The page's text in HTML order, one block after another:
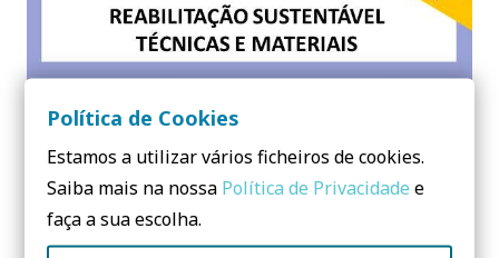
APRESENTAÇÕES AULA ABERTA I IPS 15.12.2014 I JÁ
DISPONÍVEIS
Política de Cookies
Estamos a utilizar vários ficheiros de cookies.
Saiba mais na nossa Política de Privacidade e
faça a sua escolha.